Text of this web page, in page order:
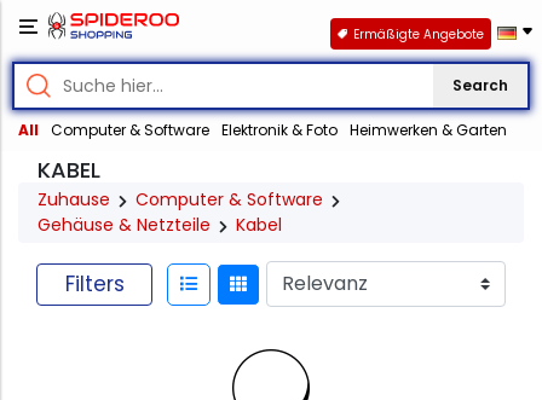
Search
All Computer & Software Elektronik & Foto Heimwerken & Garten
Ermäßigte Angebote
KABEL
Zuhause
Computer & Software
Gehäuse & Netzteile
Kabel
Filters